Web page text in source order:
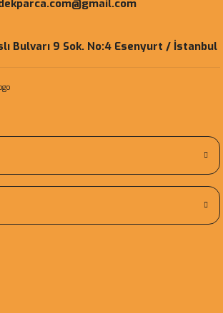
Bulvarı 9 Sok. No:4 Esenyurt / İstanbul